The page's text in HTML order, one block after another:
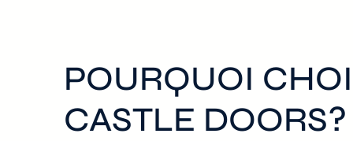
POURQUOI
CASTLE DOORS?